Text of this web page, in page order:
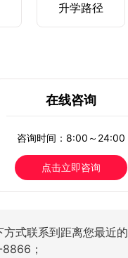
升学路径
在线咨询
咨询时间：8:00～24:00
点击立即咨询
式联系到距离您最近
；